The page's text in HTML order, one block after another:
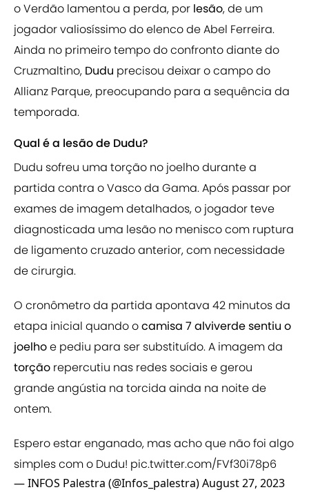
o Verdão lamentou a perda, por lesão, de um
jogador valiosíssimo do elenco de Abel Ferreira.
Ainda no primeiro tempo do confronto diante do
Cruzmaltino, Dudu precisou deixar o campo do
Allianz Parque, preocupando para a sequência da
temporada.
Qual é a lesão de Dudu?
Dudu sofreu uma torção no joelho durante a
partida contra o Vasco da Gama. Após passar por
exames de imagem detalhados, o jogador teve
diagnosticada uma lesão no menisco com ruptura
de ligamento cruzado anterior, com necessidade
de cirurgia.
O cronômetro da partida apontava 42 minutos da
etapa inicial quando ocamisa 7 alviverde sentiu o
joelhoe pediu para ser substituído. A imagem da
torção repercutiu nas redes sociais e gerou
grande angústia na torcida ainda na noite de
ontem.
Espero estar enganado, mas acho que não foi algo
simples com o Dudu! pic.twitter.com/FVf30i78p6
— INFOS Palestra (@Infos_palestra)August 27, 2023